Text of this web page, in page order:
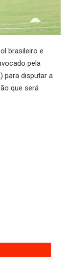
brasileiro e
pela
para disputar a
que será